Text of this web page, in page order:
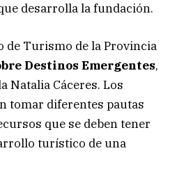
desarrolla la fundación.
de Turismo de la Provincia
Destinos Emergentes,
Natalia Cáceres. Los
tomar diferentes pautas
que se deben tener
turístico de una